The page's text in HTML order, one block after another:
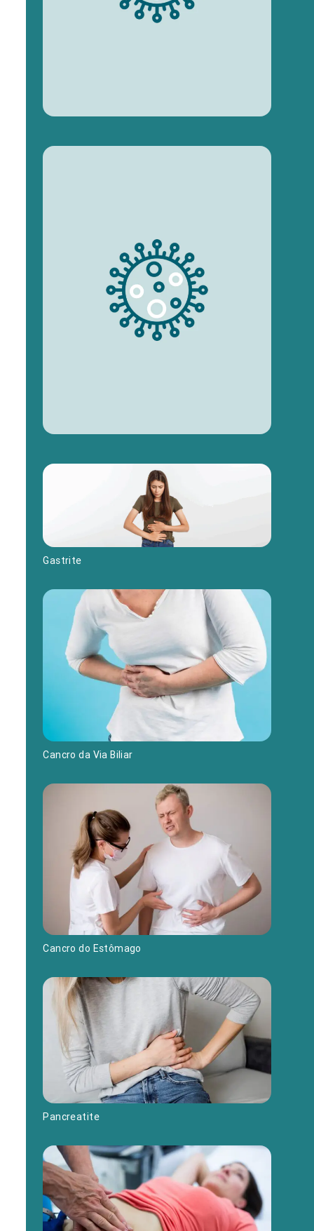
Gastrite
Cancro da Via Biliar
Cancro do Estômago
Pancreatite